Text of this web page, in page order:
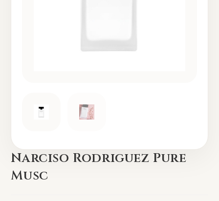
Narciso Rodriguez Pure
Musc